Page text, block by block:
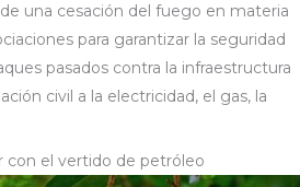
una cesación del fuego en materia
para garantizar la seguridad
pasados contra la infraestructura
civil a la electricidad, el gas, la
con el vertido de petróleo